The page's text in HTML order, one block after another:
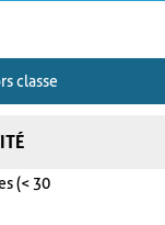
classe
(< 30